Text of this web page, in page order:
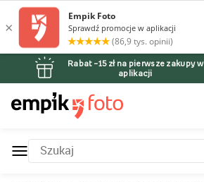
Rabat –15 zł na pierwsze zakupy w
aplikacji